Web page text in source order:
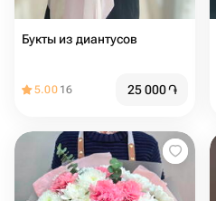
Букты из диантусов
5.00 16 25 000֏